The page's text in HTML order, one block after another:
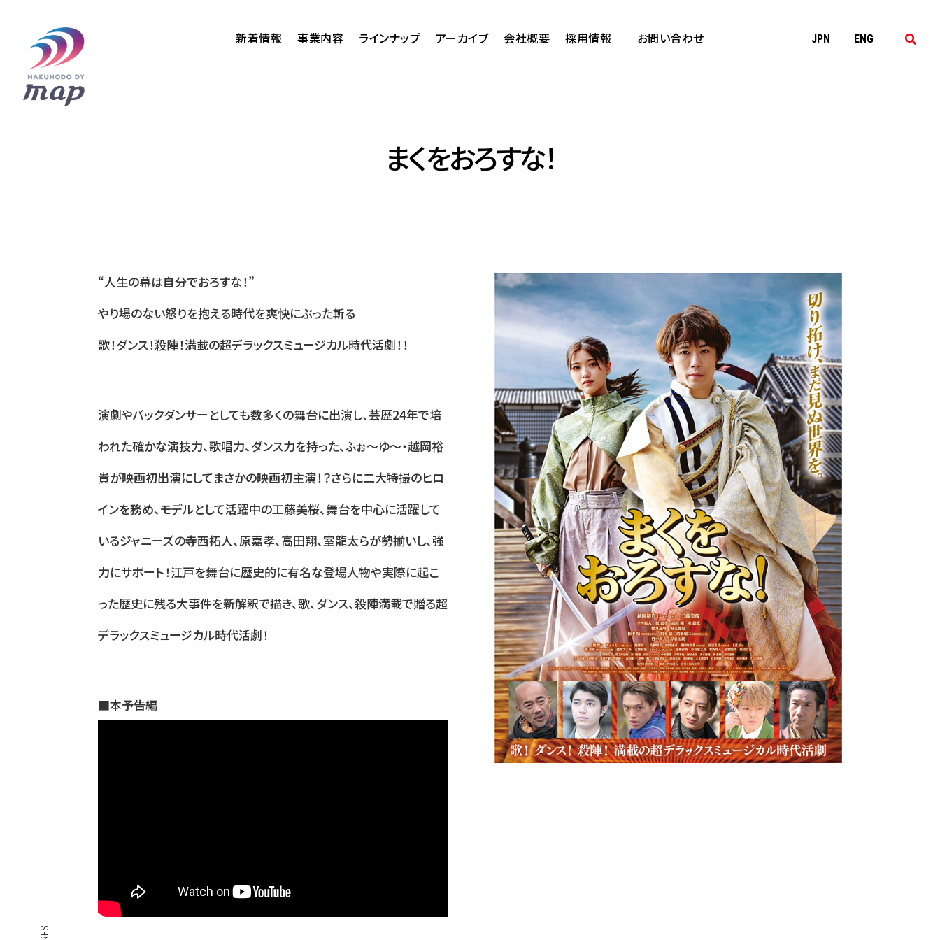
JPN | ENG
新着情報 事業内容 ラインナップ アーカイブ 会社概要 採用情報 お問い合わせ
まくをおろすな！
“人生の幕は自分でおろすな！”
やり場のない怒りを抱える時代を爽快にぶった斬る
歌！ダンス！殺陣！満載の超デラックスミュージカル時代活劇！！
演劇やバックダンサーとしても数多くの舞台に出演し、芸歴24年で培
われた確かな演技力、歌唱力、ダンス力を持った、ふぉ～ゆ～・越岡裕
貴が映画初出演にしてまさかの映画初主演！？さらに二大特撮のヒロ
インを務め、モデルとして活躍中の工藤美桜、舞台を中⼼に活躍して
いるジャニーズの寺⻄拓⼈、原嘉孝、⾼⽥翔、室⿓太らが勢揃いし、強
力にサポート！江戸を舞台に歴史的に有名な登場⼈物や実際に起こ
った歴史に残る大事件を新解釈で描き、歌、ダンス、殺陣満載で贈る超
デラックスミュージカル時代活劇！
■本予告編